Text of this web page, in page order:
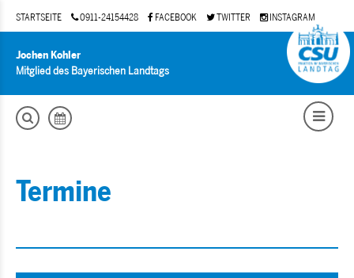
STARTSEITE 0911-24154428 FACEBOOK TWITTER INSTAGRAM
Jochen Kohler
Mitglied des Bayerischen Landtags
Termine